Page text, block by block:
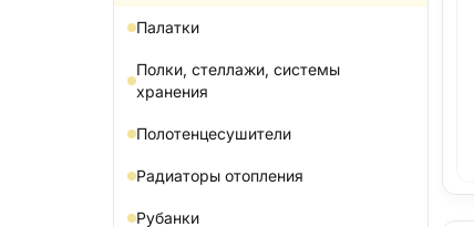
Палатки
Полки, стеллажи, системы
хранения
Полотенцесушители
Радиаторы отопления
Рубанки